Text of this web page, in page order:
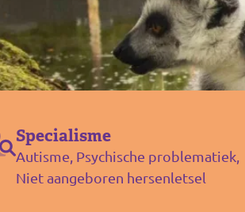
Specialisme
Autisme, Psychische problematiek,
Niet aangeboren hersenletsel